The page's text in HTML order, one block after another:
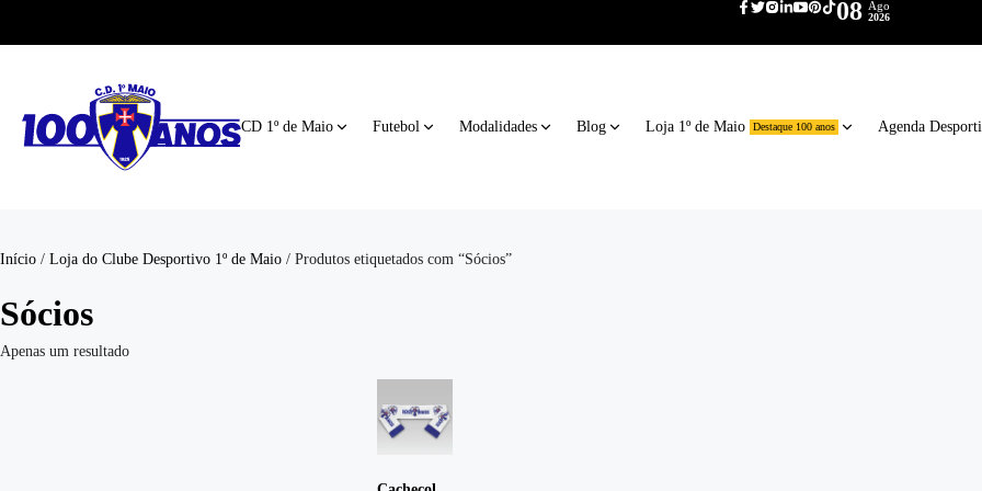
08 Ago
2026
CD 1º de Maio Futebol Modalidades Blog Loja 1º de Maio Destaque 100 anos Agenda
Início / Loja do Clube Desportivo 1º de Maio / Produtos etiquetados com “Sócios”
Sócios
Apenas um resultado